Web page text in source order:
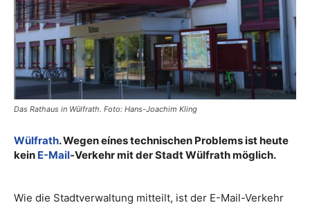
Das Rathaus in Wülfrath. Foto: Hans-Joachim Kling
Wülfrath. Wegen eínes technischen Problems ist heute
kein E-Mail-Verkehr mit der Stadt Wülfrath möglich.
Wie die Stadtverwaltung mitteilt, ist der E-Mail-Verkehr